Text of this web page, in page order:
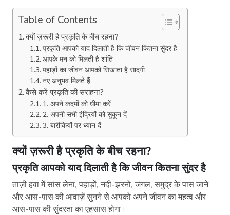
Table of Contents
क्यों ज़रूरी है प्रकृति के बीच रहना?
प्रकृति आपको याद दिलाती है कि जीवन कितना सुंदर है
आपके मन को मिलती है शांति
पहाड़ों का जीवन आपको सिखाता है सादगी
नए अनुभव मिलते हैं
कैसे करें प्रकृति की सराहना?
1. अपने कदमों को धीमा करें
2. अपनी सभी इंद्रियों को सुकून दें
3. बारीकियों पर ध्यान दें
क्यों ज़रूरी है प्रकृति के बीच रहना?
प्रकृति आपको याद दिलाती है कि जीवन कितना सुंदर है
ताज़ी हवा में सांस लेना, पहाड़ों, नदी-झरनों, जंगल, समुद्र के पास जाने
और आस-पास की आवाज़ें सुनने से आपको अपने जीवन का महत्व और
आस-पास की सुंदरता का एहसास होगा।